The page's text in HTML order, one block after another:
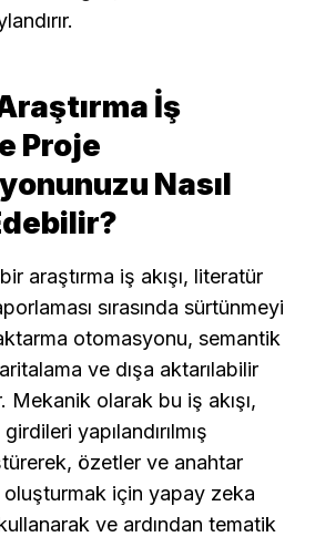
İş
Proje
Nasıl
araştırma iş akışı, literatür
sırasında sürtünmeyi
otomasyonu, semantik
ve dışa aktarılabilir
Mekanik olarak bu iş akışı,
girdileri yapılandırılmış
özetler ve anahtar
oluşturmak için yapay zeka
ve ardından tematik